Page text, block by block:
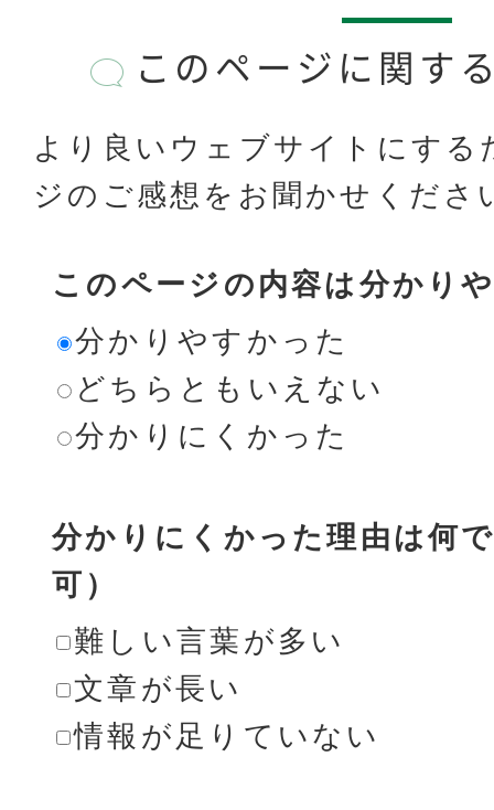
このページに関す
より良いウェブサイトにする
ジのご感想をお聞かせくださ
このページの内容は分かり
分かりやすかった
どちらともいえない
分かりにくかった
分かりにくかった理由は何
可）
難しい言葉が多い
文章が長い
情報が足りていない